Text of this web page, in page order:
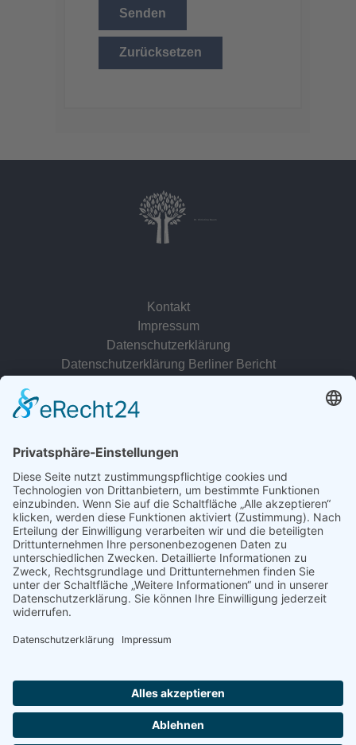
Senden
Zurücksetzen
Dr. Christina Baum
Kontakt
Impressum
Datenschutzerklärung
Datenschutzerklärung Berliner Bericht
© 2022 - 2026 Dr. Christina Baum. Alle Rechte vorbehalten.